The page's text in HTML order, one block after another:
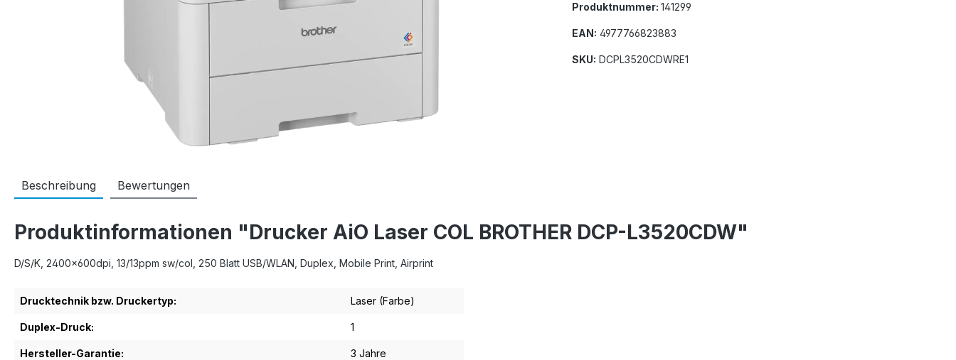
Produktnummer: 141299
EAN: 4977766823883
SKU: DCPL3520CDWRE1
Beschreibung Bewertungen
Produktinformationen "Drucker AiO Laser COL BROTHER DCP-L3520CDW"
D/S/K, 2400x600dpi, 13/13ppm sw/col, 250 Blatt USB/WLAN, Duplex, Mobile Print, Airprint
Drucktechnik bzw. Druckertyp: Laser (Farbe)
Duplex-Druck: 1
Hersteller-Garantie: 3 Jahre